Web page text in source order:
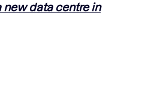
data centre in